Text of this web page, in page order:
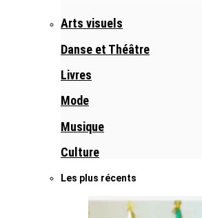
Arts visuels
Danse et Théâtre
Livres
Mode
Musique
Culture
Les plus récents